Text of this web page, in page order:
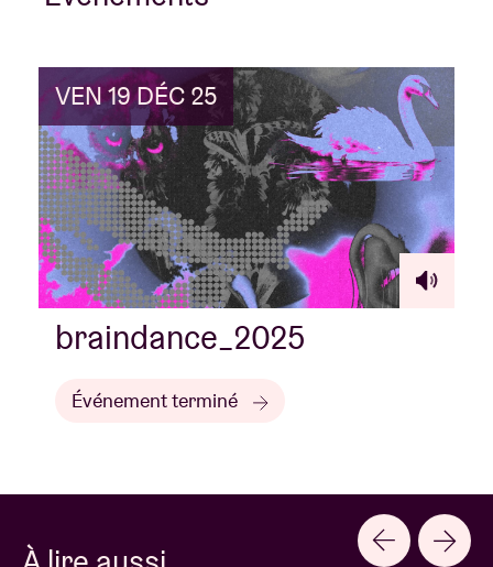
VEN 19 DÉC 25
braindance_2025
Événement terminé